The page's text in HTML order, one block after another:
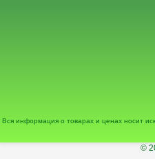
Вся информация о товарах и ценах носит
©